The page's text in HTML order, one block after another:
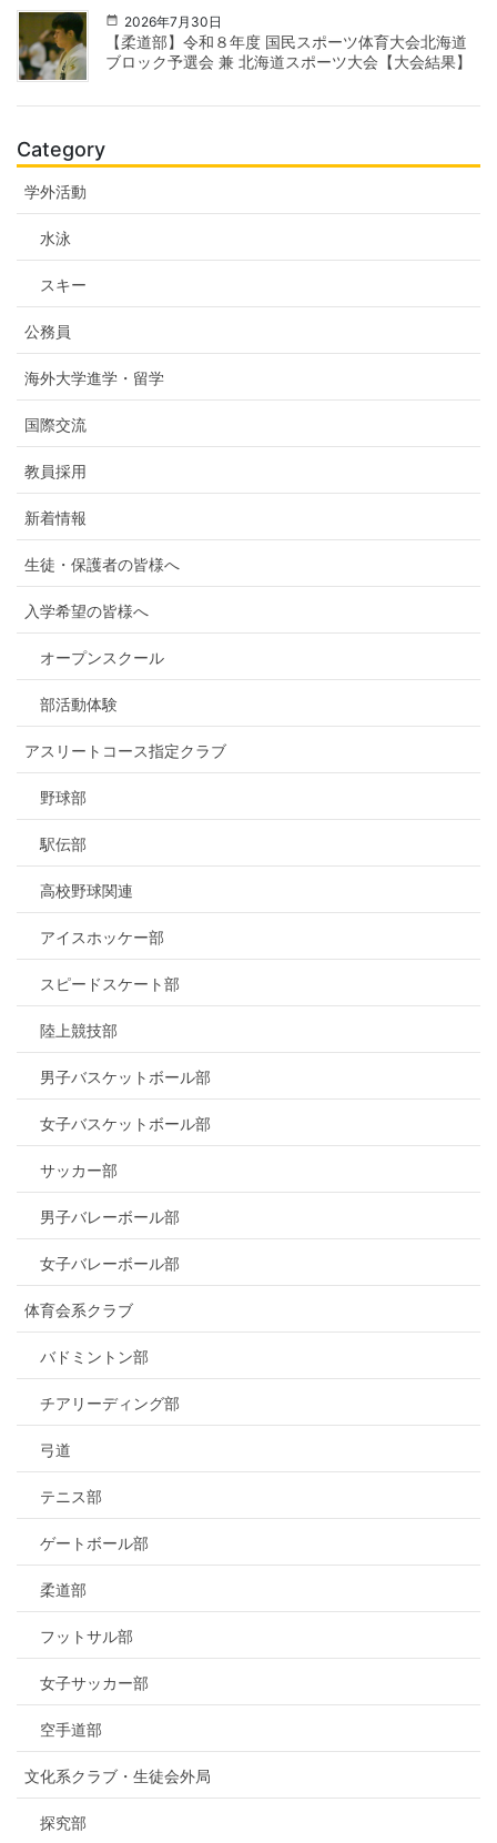
2026年7月30日
【柔道部】令和８年度 国民スポーツ体育大会北海道
ブロック予選会 兼 北海道スポーツ大会【大会結果】
Category
学外活動
水泳
スキー
公務員
海外大学進学・留学
国際交流
教員採用
新着情報
生徒・保護者の皆様へ
入学希望の皆様へ
オープンスクール
部活動体験
アスリートコース指定クラブ
野球部
駅伝部
高校野球関連
アイスホッケー部
スピードスケート部
陸上競技部
男子バスケットボール部
女子バスケットボール部
サッカー部
男子バレーボール部
女子バレーボール部
体育会系クラブ
バドミントン部
チアリーディング部
弓道
テニス部
ゲートボール部
柔道部
フットサル部
女子サッカー部
空手道部
文化系クラブ・生徒会外局
探究部